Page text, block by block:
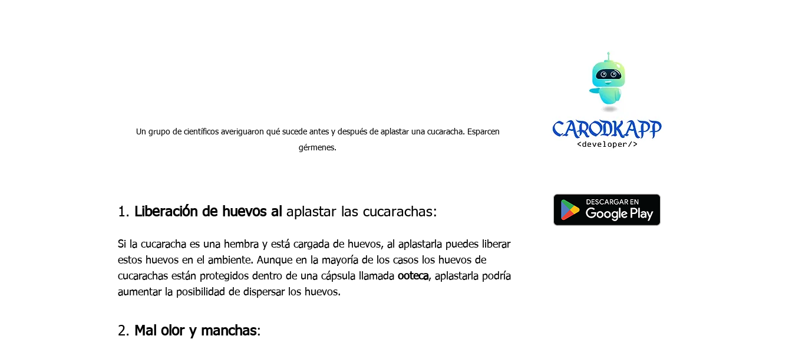
Un grupo de científicos averiguaron qué sucede antes y después de aplastar una cucaracha. Esparcen
gérmenes.
1. Liberación de huevos al aplastar las cucarachas:
Si la cucaracha es una hembra y está cargada de huevos, al aplastarla puedes liberar
estos huevos en el ambiente. Aunque en la mayoría de los casos los huevos de
cucarachas están protegidos dentro de una cápsula llamada ooteca, aplastarla podría
aumentar la posibilidad de dispersar los huevos.
2. Mal olor y manchas: